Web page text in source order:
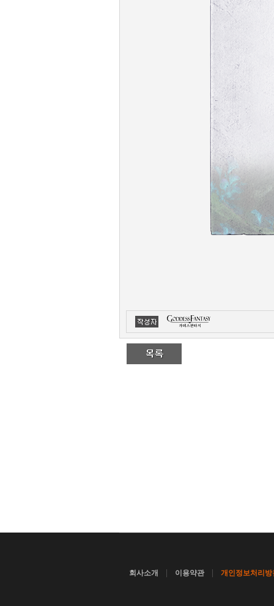
회사소개 이용약관 개인정보처리방